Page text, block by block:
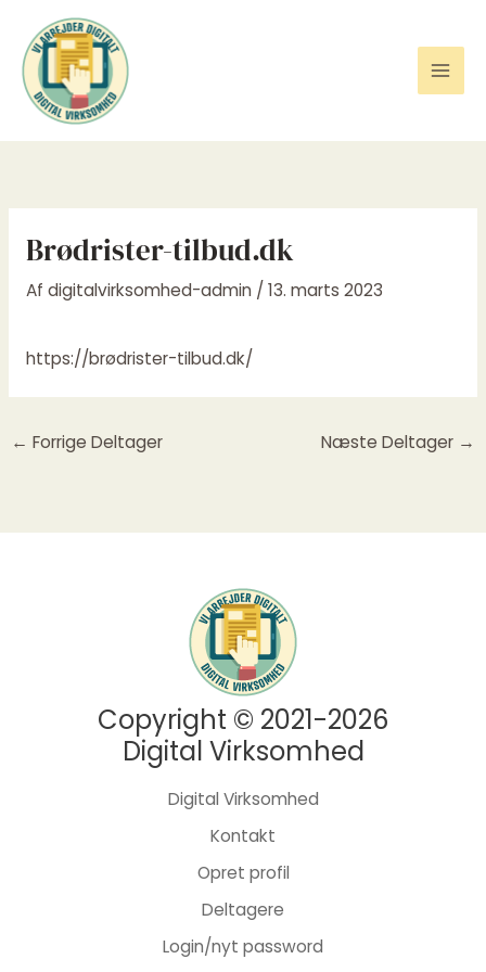
indholdet
Brødrister-tilbud.dk
Af digitalvirksomhed-admin / 13. marts 2023
https://brødrister-tilbud.dk/
← Forrige Deltager Næste Deltager →
Copyright © 2021-2026
Digital Virksomhed
Digital Virksomhed
Kontakt
Opret profil
Deltagere
Login/nyt password